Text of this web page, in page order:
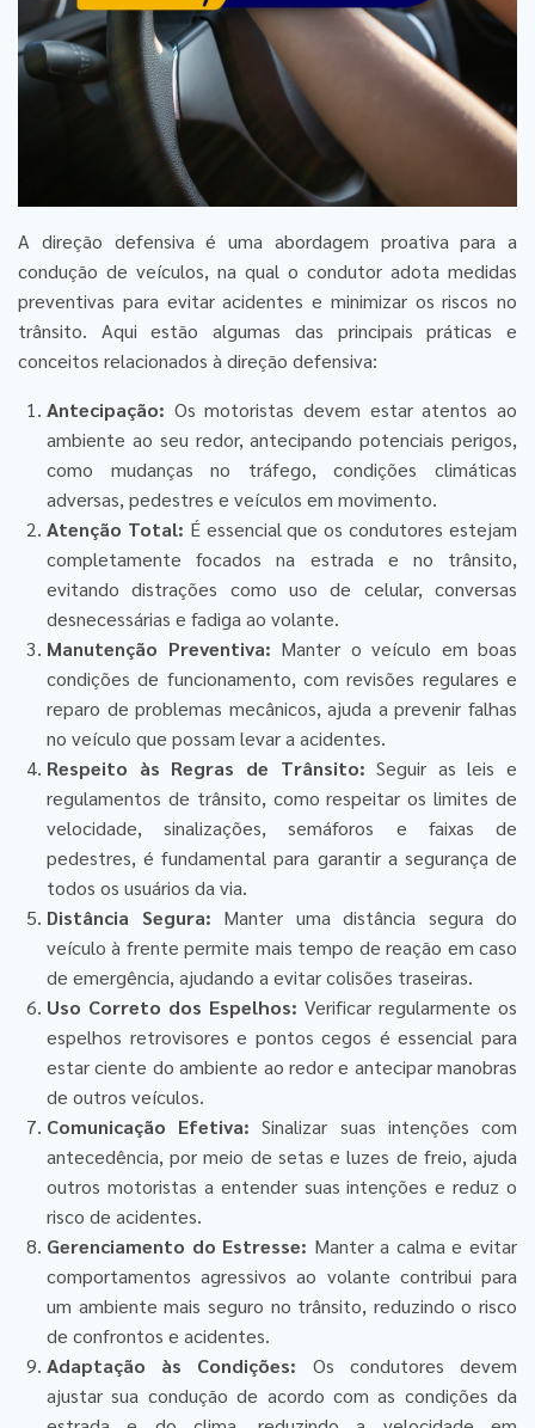
A direção defensiva é uma abordagem proativa para a
condução de veículos, na qual o condutor adota medidas
preventivas para evitar acidentes e minimizar os riscos no
trânsito. Aqui estão algumas das principais práticas e
conceitos relacionados à direção defensiva:
Antecipação: Os motoristas devem estar atentos ao
ambiente ao seu redor, antecipando potenciais perigos,
como mudanças no tráfego, condições climáticas
adversas, pedestres e veículos em movimento.
Atenção Total: É essencial que os condutores estejam
completamente focados na estrada e no trânsito,
evitando distrações como uso de celular, conversas
desnecessárias e fadiga ao volante.
Manutenção Preventiva: Manter o veículo em boas
condições de funcionamento, com revisões regulares e
reparo de problemas mecânicos, ajuda a prevenir falhas
no veículo que possam levar a acidentes.
Respeito às Regras de Trânsito: Seguir as leis e
regulamentos de trânsito, como respeitar os limites de
velocidade, sinalizações, semáforos e faixas de
pedestres, é fundamental para garantir a segurança de
todos os usuários da via.
Distância Segura: Manter uma distância segura do
veículo à frente permite mais tempo de reação em caso
de emergência, ajudando a evitar colisões traseiras.
Uso Correto dos Espelhos: Verificar regularmente os
espelhos retrovisores e pontos cegos é essencial para
estar ciente do ambiente ao redor e antecipar manobras
de outros veículos.
Comunicação Efetiva: Sinalizar suas intenções com
antecedência, por meio de setas e luzes de freio, ajuda
outros motoristas a entender suas intenções e reduz o
risco de acidentes.
Gerenciamento do Estresse: Manter a calma e evitar
comportamentos agressivos ao volante contribui para
um ambiente mais seguro no trânsito, reduzindo o risco
de confrontos e acidentes.
Adaptação às Condições: Os condutores devem
ajustar sua condução de acordo com as condições da